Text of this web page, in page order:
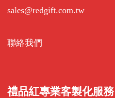
sales@redgift.com.tw
聯絡我們
禮品紅專業客製化服務